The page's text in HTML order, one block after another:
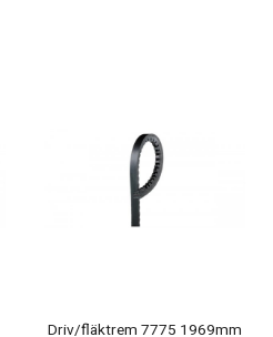
Driv/fläktrem 7775 1969mm